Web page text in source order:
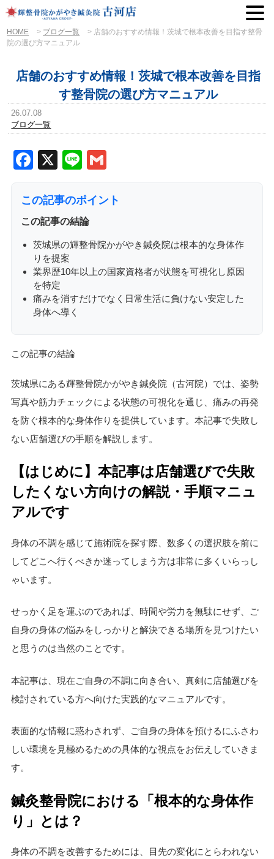
HOME > ブログ一覧 > 店舗のおすすめ情報！茨城で根本改善を目指す整骨
院の選び方マニュアル
店舗のおすすめ情報！茨城で根本改善を目指
す整骨院の選び方マニュアル
26.07.08
ブログ一覧
Facebook
X Line
この記事のポイント
この記事の結論
茨城県の輝整骨院かがやき鍼灸院は根本的な身体作
りを提案
業界歴10年以上の国家資格者が状態を可視化し原因
を特定
痛みを消すだけでなく日常生活に負けない安定した
身体へ導く
この記事の結論
茨城県にある輝整骨院かがやき鍼灸院（古河院）では、姿勢
写真や筋力チェックによる状態の可視化を通じ、痛みの再発
を防ぐ根本的な身体作りを提供しています。本記事で失敗し
ない店舗選びの手順を解説します。
【はじめに】本記事は店舗選びで失敗
したくない方向けの解説・手順マニュ
アルです
身体の不調を感じて施術院を探す際、数多くの選択肢を前に
してどこへ行くべきか迷ってしまう方は非常に多くいらっし
ゃいます。
せっかく足を運ぶのであれば、時間や労力を無駄にせず、ご
自身の身体の悩みをしっかりと解決できる場所を見つけたい
と思うのは当然のことです。
本記事は、現在ご自身の不調に向き合い、真剣に店舗選びを
検討されている方へ向けた実践的なマニュアルです。
表面的な情報に惑わされず、ご自身の身体を預けるにふさわ
しい環境を見極めるための具体的な視点をお伝えしていきま
す。
鍼灸整骨院における「根本的な身体作
り」とは？
身体の不調を改善するためには、目先の変化にとらわれない